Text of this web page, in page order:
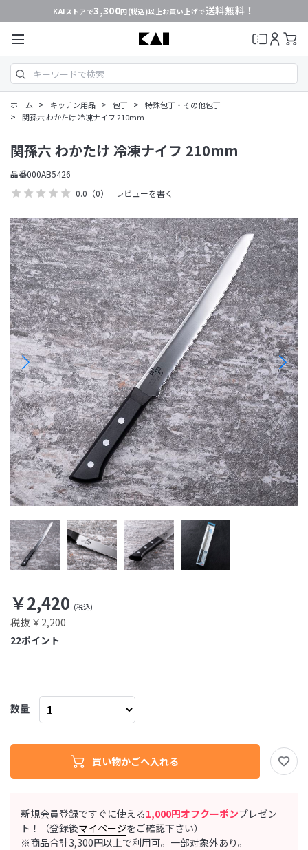
KAIストアで3,300円(税込)以上お買い上げで送料無料！
ホーム > キッチン用品 > 包丁 > 特殊包丁・その他包丁
> 関孫六 わかたけ 冷凍ナイフ 210mm
0.0 （0） レビューを書く
新規会員登録ですぐに使える1,000円オフクーポンプレゼン
ト！（登録後マイページをご確認下さい）
※商品合計3,300円以上で利用可。一部対象外あり。
関孫六 わかたけ 冷凍ナイフ 210mm
￥2,420
税抜 ￥2,200
品番000AB5426
ポイント
22
数量